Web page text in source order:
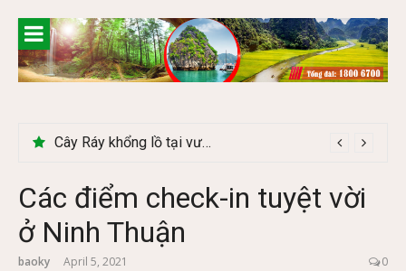
content
Cây Ráy khổng lồ tại vườn Quốc gia Cúc Phương
Các điểm check-in tuyệt vời
ở Ninh Thuận
baoky April 5, 2021 0